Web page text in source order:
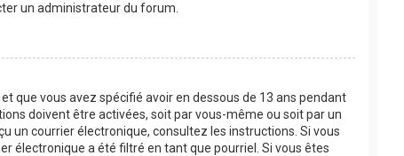
un administrateur du forum.
que vous avez spécifié avoir en dessous de 13 ans pendant
doivent être activées, soit par vous-même ou soit par un
un courrier électronique, consultez les instructions. Si vous
électronique a été filtré en tant que pourriel. Si vous êtes